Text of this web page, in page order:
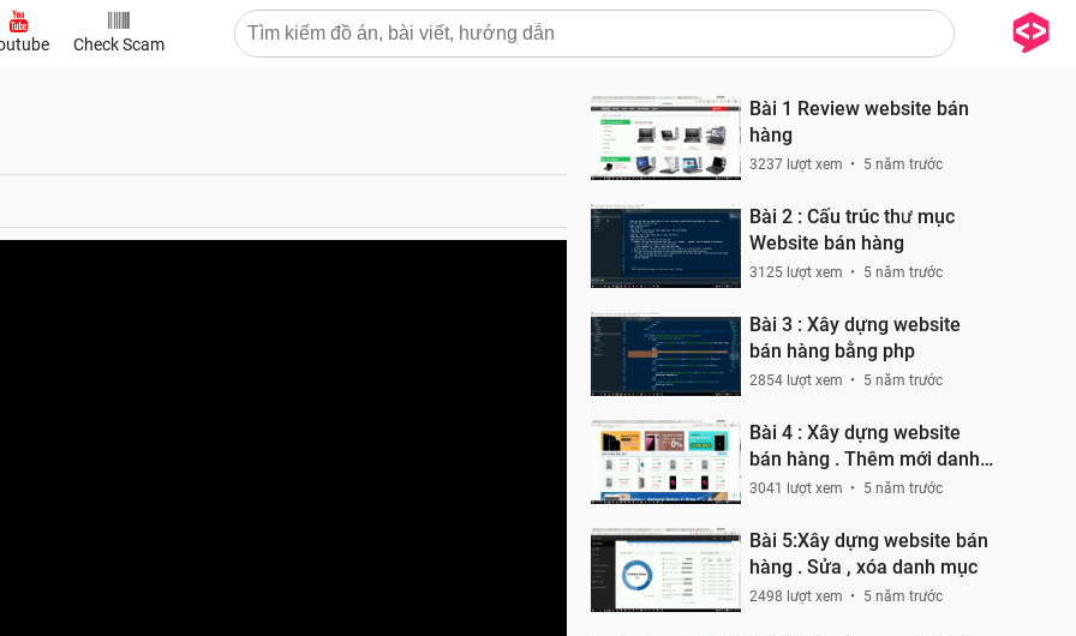
Check Scam
Bài 1 Review website bán
hàng
3237 lượt xem 5 năm trước
Bài 2 : Cấu trúc thư mục
Website bán hàng
3125 lượt xem 5 năm trước
Bài 3 : Xây dựng website
bán hàng bằng php
2854 lượt xem 5 năm trước
Bài 4 : Xây dựng website
bán hàng . Thêm mới danh
mục
3041 lượt xem 5 năm trước
Bài 5:Xây dựng website bán
hàng . Sửa , xóa danh mục
2498 lượt xem 5 năm trước